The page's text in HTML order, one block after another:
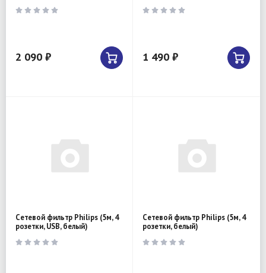
2 090 ₽ 1 490 ₽
Сетевой фильтр Philips (5м, 4
розетки, USB, белый)
Сетевой фильтр Philips (5м, 4
розетки, белый)